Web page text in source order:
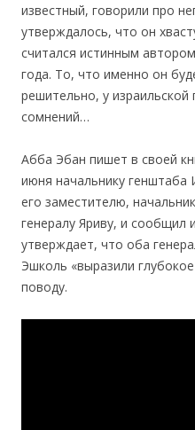
известный, говорили про
утверждалось, что он
считался истинным
года. То, что именно он
решитeльно, у
сомнений…
Абба Эбан пишет в своей
июня начальнику генштаба
его заместителю,
генералу Яриву, и
утверждает, что оба
Эшколь «выразили
поводу.